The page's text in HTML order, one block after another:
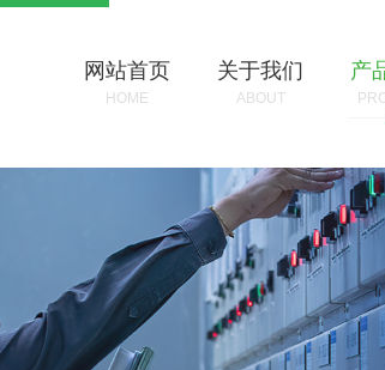
网站首页
HOME
关于我们
ABOUT
产